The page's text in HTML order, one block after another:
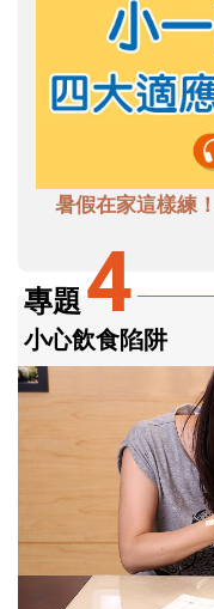
暑假在家這樣練
專題4
小心飲食陷阱